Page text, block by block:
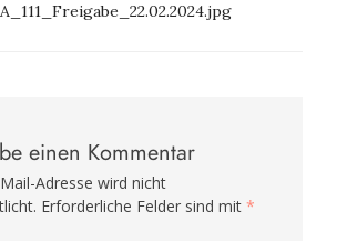
einen Kommentar
Adresse wird nicht
Erforderliche Felder sind mit *